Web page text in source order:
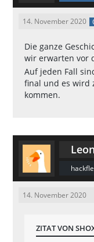
14. November 2020
Die ganze
wir erwarten vor
Auf jeden Fall
final und es wird
kommen.
14. November 2020
ZITAT VON